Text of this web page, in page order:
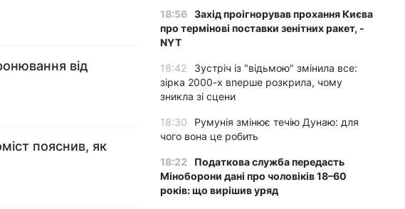
від
пояснив, як
18:56 Захід проігнорував прохання Києва
про термінові поставки зенітних ракет, -
NYT
18:42
Зустріч із "відьмою" змінила все:
зірка 2000-х вперше розкрила, чому
зникла зі сцени
18:30
Румунія змінює течію Дунаю: для
чого вона це робить
18:22
Податкова служба передасть
Міноборони дані про чоловіків 18–60
років: що вирішив уряд